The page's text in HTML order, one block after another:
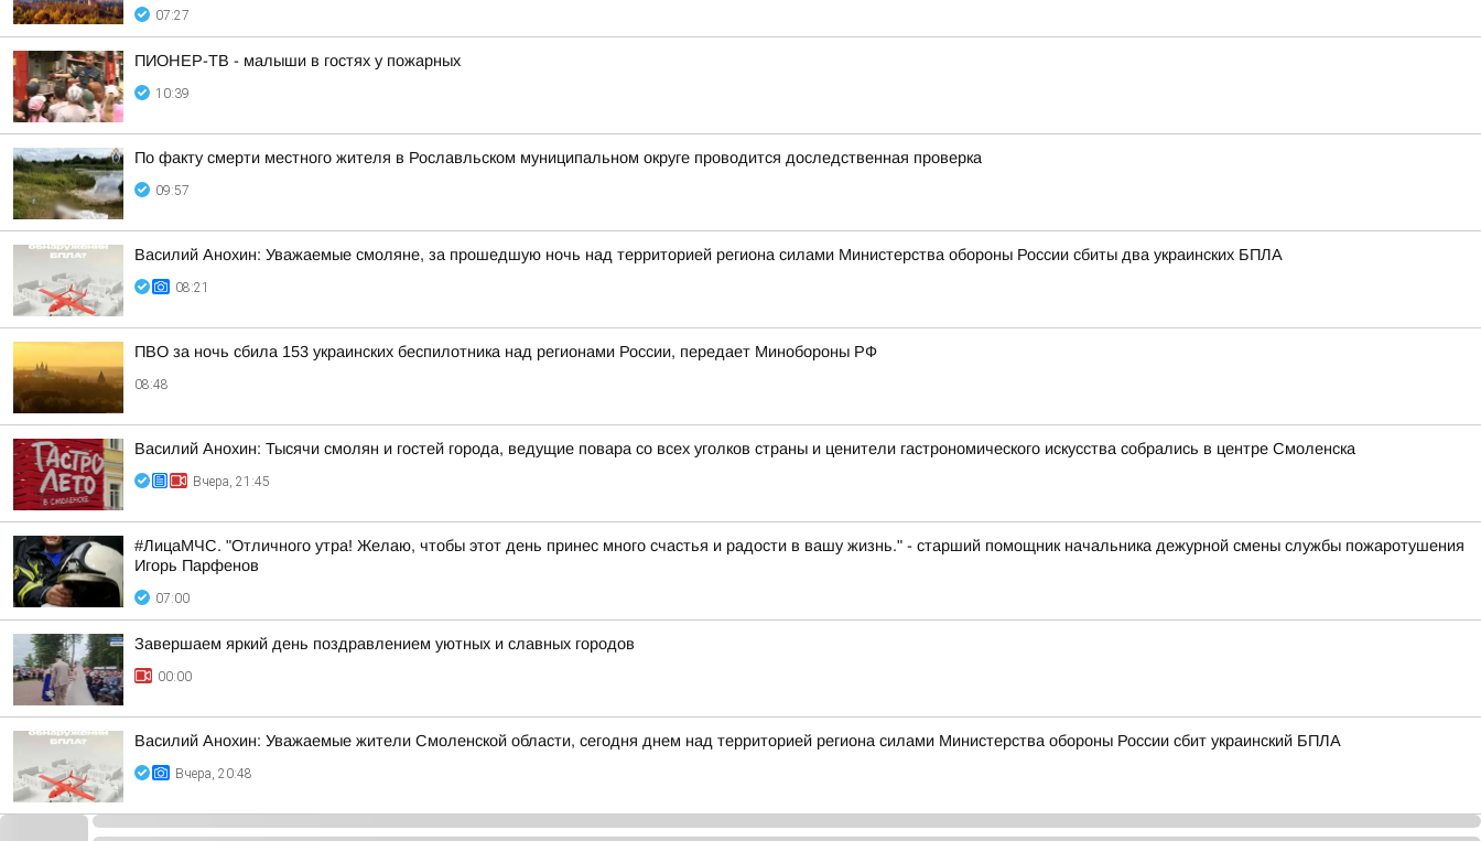
07:27
ПИОНЕР-ТВ - малыши в гостях у пожарных
10:39
По факту смерти местного жителя в Рославльском муниципальном округе проводится доследственная проверка
09:57
Василий Анохин: Уважаемые смоляне, за прошедшую ночь над территорией региона силами Министерства обороны России сбиты два украинских БПЛА
08:21
ПВО за ночь сбила 153 украинских беспилотника над регионами России, передает Минобороны РФ
08:48
Василий Анохин: Тысячи смолян и гостей города, ведущие повара со всех уголков страны и ценители гастрономического искусства собрались в центре Смоленска
Вчера, 21:45
#ЛицаМЧС. "Отличного утра! Желаю, чтобы этот день принес много счастья и радости в вашу жизнь." - старший помощник начальника дежурной смены службы пожаротушения
Игорь Парфенов
07:00
Завершаем яркий день поздравлением уютных и славных городов
00:00
Василий Анохин: Уважаемые жители Смоленской области, сегодня днем над территорией региона силами Министерства обороны России сбит украинский БПЛА
Вчера, 20:48